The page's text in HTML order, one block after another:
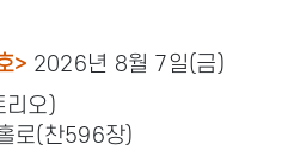
> 2026년 8월 7일(금)
오)
로(찬596장)